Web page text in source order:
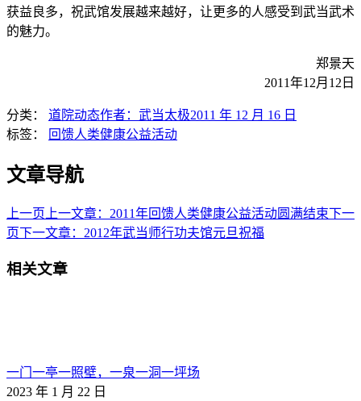
获益良多，祝武馆发展越来越好，让更多的人感受到武当武术
的魅力。
郑景天
2011年12月12日
分类： 道院动态作者： 武当太极2011 年 12 月 16 日
标签：
回馈人类健康公益活动
文章导航
上一页上一文章： 2011年回馈人类健康公益活动圆满结束下一
页下一文章： 2012年武当师行功夫馆元旦祝福
相关文章
一门一亭一照壁，一泉一洞一坪场
2023 年 1 月 22 日